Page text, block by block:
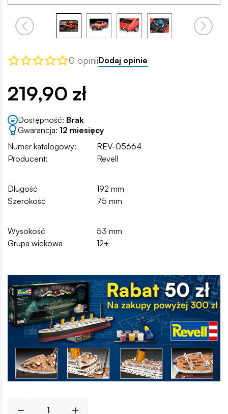
0 opiniiDodaj opinie
219,90 zł
Dostępność: Brak
Gwarancja: 12 miesięcy
Numer katalogowy:
REV-05664
Producent:
Revell
Długość
192 mm
Szerokość
75 mm
Wysokość
53 mm
Grupa wiekowa
12+